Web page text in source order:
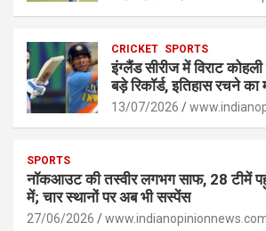
p
CRICKET SPORTS
इंग्लैंड सीरीज में विराट
बड़े रिकॉर्ड, इतिहास रचने का
13/07/2026
SPORTS
नॉकआउट की तस्वीर लगभग साफ, 28 टीमें
में; चार स्थानों पर अब भी सस्पेंस
27/06/2026